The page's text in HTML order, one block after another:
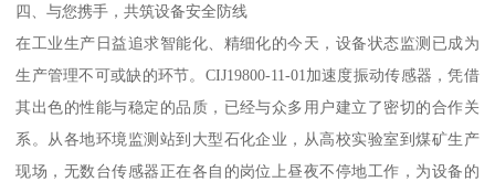
四、与您携手，共筑设备安全防线
在工业生产日益追求智能化、精细化的今天，设备状态监测已成为
生产管理不可或缺的环节。CIJ19800-11-01加速度振动传感器，凭借
其出色的性能与稳定的品质，已经与众多用户建立了密切的合作关
系。从各地环境监测站到大型石化企业，从高校实验室到煤矿生产
现场，无数台传感器正在各自的岗位上昼夜不停地工作，为设备的